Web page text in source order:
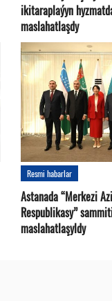
ikitaraplaýyn
maslahatlaşdy
Resmi habarlar
Astanada “Merkezi
Respublikasy”
maslahatlaşyldy